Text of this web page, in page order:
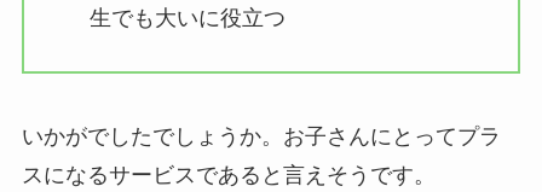
生でも大いに役立つ
いかがでしたでしょうか。お子さんにとってプラ
スになるサービスであると言えそうです。